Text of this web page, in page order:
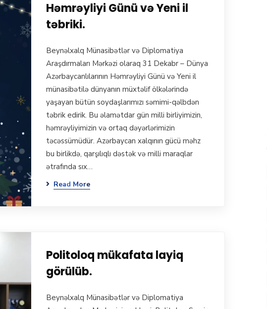
Həmrəyliyi Günü və Yeni il
təbriki.
Beynəlxalq Münasibətlər və Diplomatiya
Araşdırmaları Mərkəzi olaraq 31 Dekabr – Dünya
Azərbaycanlılarının Həmrəyliyi Günü və Yeni il
münasibətilə dünyanın müxtəlif ölkələrində
yaşayan bütün soydaşlarımızı səmimi-qəlbdən
təbrik edirik. Bu əlamətdar gün milli birliyimizin,
həmrəyliyimizin və ortaq dəyərlərimizin
təcəssümüdür. Azərbaycan xalqının gücü məhz
bu birlikdə, qarşılıqlı dəstək və milli maraqlar
ətrafında sıx…
Read More
Politoloq mükafata layiq
görülüb.
Beynəlxalq Münasibətlər və Diplomatiya